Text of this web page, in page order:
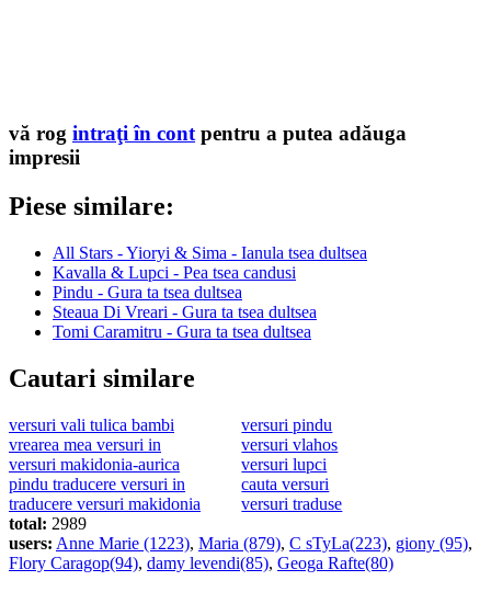
vă rog intraţi în cont pentru a putea adăuga
impresii
Piese similare:
All Stars - Yioryi & Sima - Ianula tsea dultsea
Kavalla & Lupci - Pea tsea candusi
Pindu - Gura ta tsea dultsea
Steaua Di Vreari - Gura ta tsea dultsea
Tomi Caramitru - Gura ta tsea dultsea
Cautari similare
versuri vali tulica bambi
versuri pindu
vrearea mea versuri in
versuri vlahos
versuri makidonia-aurica
versuri lupci
pindu traducere versuri in
cauta versuri
traducere versuri makidonia
versuri traduse
total: 2989
users: Anne Marie (1223), Maria (879), C sTyLa(223), giony (95),
Flory Caragop(94), damy levendi(85), Geoga Rafte(80)